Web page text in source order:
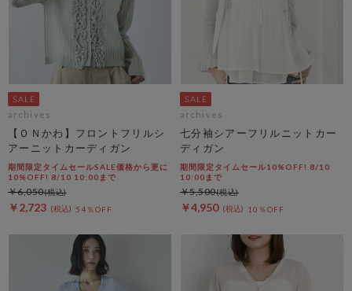
archives
【ＯＮかわ】フロントフリルシ
アーニットカーディガン
期間限定タイムセールSALE価格から更に
10%OFF! 8/10 10:00まで
￥2,723 54％OFF
￥6,050
archives
七分袖シアーフリルニットカー
ディガン
期間限定タイムセール10%OFF! 8/10
10:00まで
￥4,950 10％OFF
￥5,500